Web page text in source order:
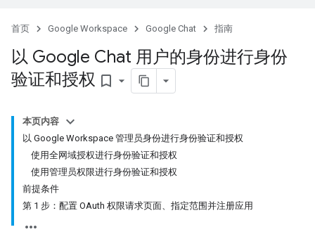
首页 Google Workspace Google Chat 指南
以 Google Chat 用户的身份进行身份
验证和授权 bookmark_border
本页内容
以 Google Workspace 管理员身份进行身份验证和授权
使用全网域授权进行身份验证和授权
使用管理员权限进行身份验证和授权
前提条件
第 1 步：配置 OAuth 权限请求页面、指定范围并注册应用